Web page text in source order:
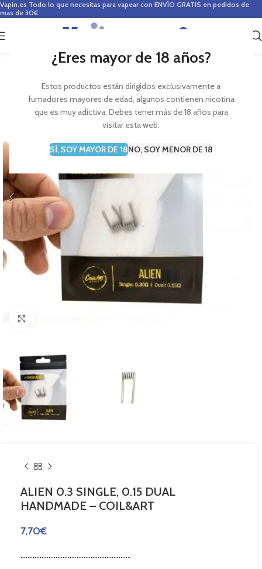
¿Eres mayor de 18 años?
Estos productos están dirigidos exclusivamente a
fumadores mayores de edad, algunos contienen nicotina
que es muy adictiva. Debes tener más de 18 años para
visitar esta web.
SÍ, SOY MAYOR DE 18NO, SOY MENOR DE 18
Vapin.es Todo lo que necesitas para vapear con ENVÍO GRATIS en pedidos de
mas de 30€
0
ALIEN 0.3 SINGLE, 0.15 DUAL
HANDMADE – COIL&ART
7,70€
………………………………………………………